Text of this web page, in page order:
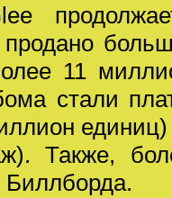
11
стали
Также,